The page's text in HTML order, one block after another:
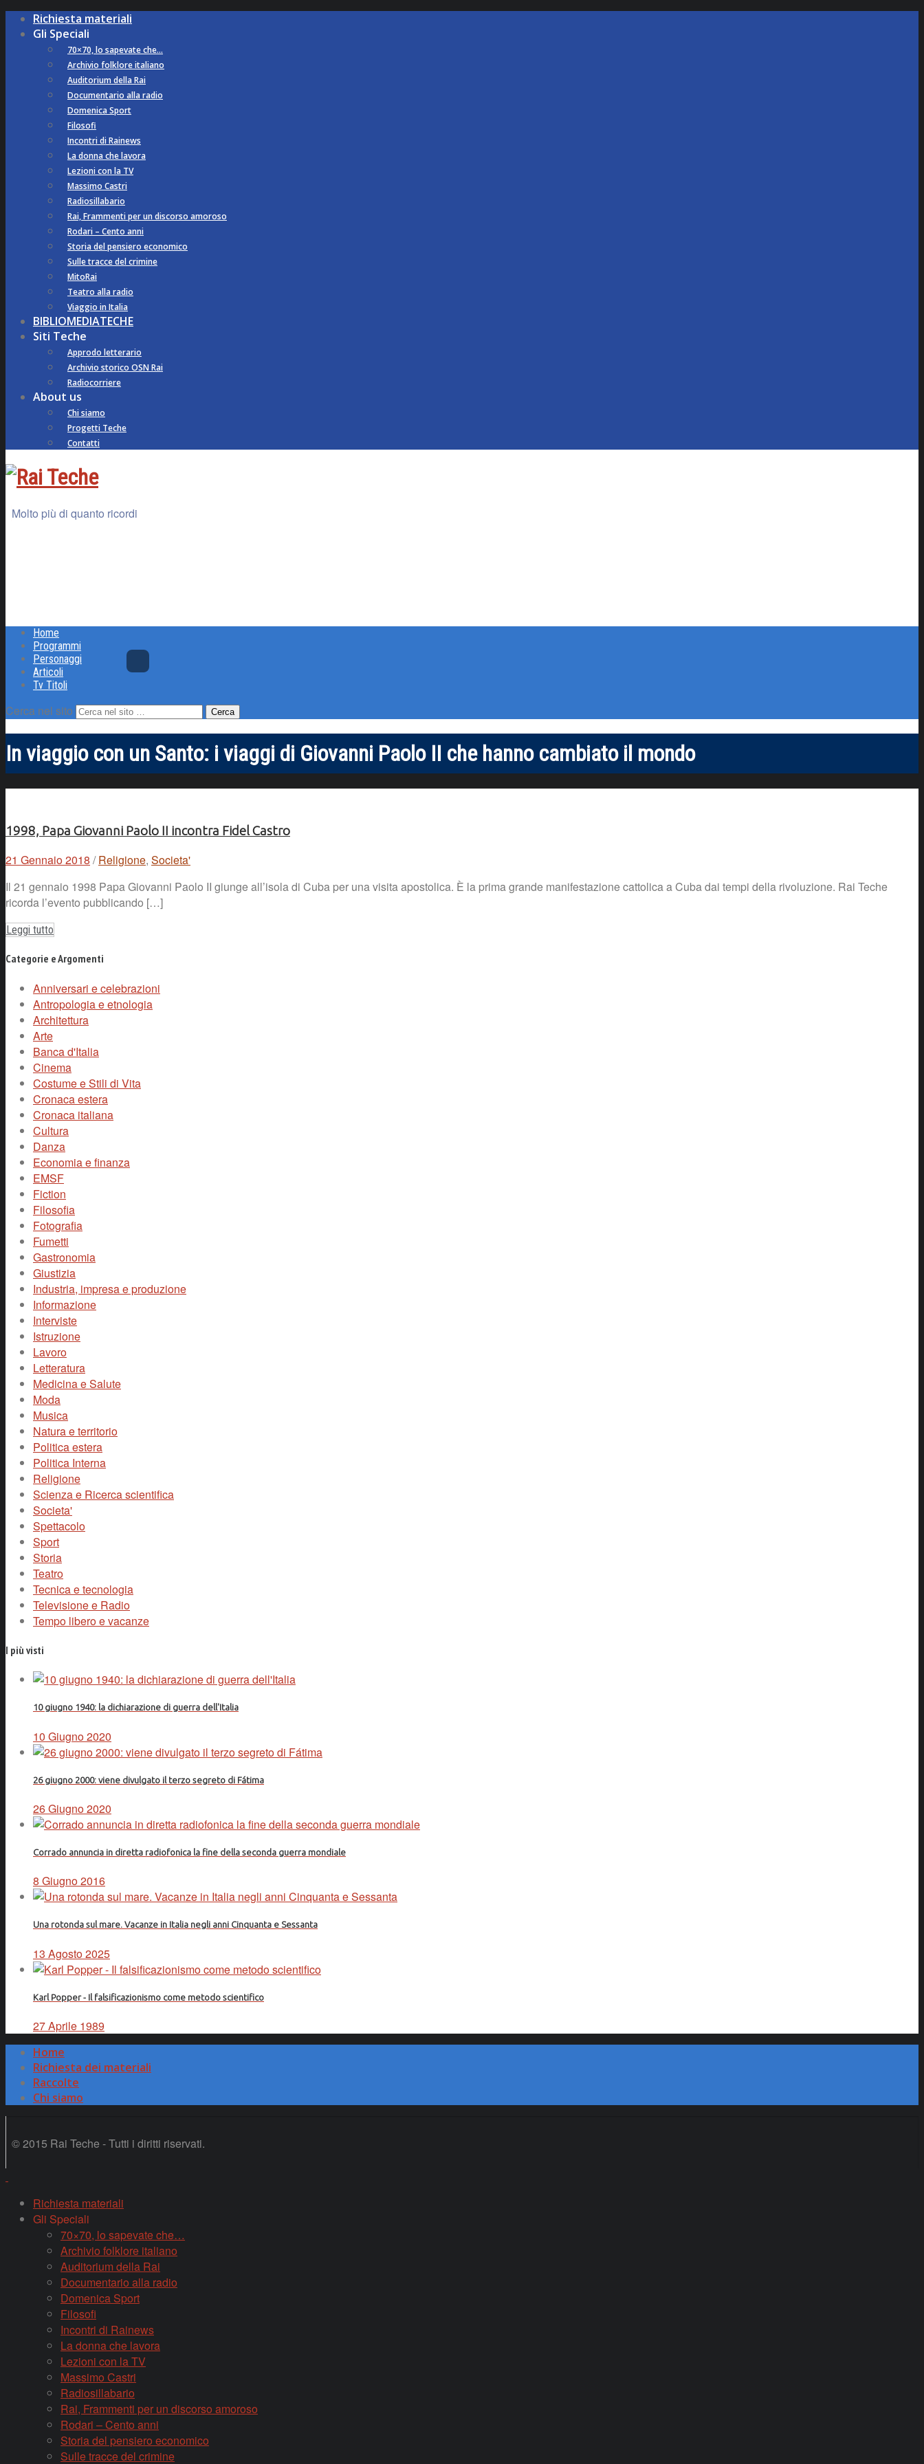
Richiesta materiali
Gli Speciali
70×70, lo sapevate che…
Archivio folklore italiano
Auditorium della Rai
Documentario alla radio
Domenica Sport
Filosofi
Incontri di Rainews
La donna che lavora
Lezioni con la TV
Massimo Castri
Radiosillabario
Rai, Frammenti per un discorso amoroso
Rodari – Cento anni
Storia del pensiero economico
Sulle tracce del crimine
MitoRai
Teatro alla radio
Viaggio in Italia
BIBLIOMEDIATECHE
Siti Teche
Approdo letterario
Archivio storico OSN Rai
Radiocorriere
About us
Chi siamo
Progetti Teche
Contatti
Molto più di quanto ricordi
Home
Programmi
Personaggi
Articoli
Tv Titoli
Cerca nel sito
In viaggio con un Santo: i viaggi di Giovanni Paolo II che hanno cambiato il mondo
1998, Papa Giovanni Paolo II incontra Fidel Castro
21 Gennaio 2018 / Religione, Societa'
Il 21 gennaio 1998 Papa Giovanni Paolo II giunge all’isola di Cuba per una visita apostolica. È la prima grande manifestazione cattolica a Cuba dai tempi della rivoluzione. Rai Teche
ricorda l’evento pubblicando […]
Leggi tutto
Categorie e Argomenti
Anniversari e celebrazioni
Antropologia e etnologia
Architettura
Arte
Banca d'Italia
Cinema
Costume e Stili di Vita
Cronaca estera
Cronaca italiana
Cultura
Danza
Economia e finanza
EMSF
Fiction
Filosofia
Fotografia
Fumetti
Gastronomia
Giustizia
Industria, impresa e produzione
Informazione
Interviste
Istruzione
Lavoro
Letteratura
Medicina e Salute
Moda
Musica
Natura e territorio
Politica estera
Politica Interna
Religione
Scienza e Ricerca scientifica
Societa'
Spettacolo
Sport
Storia
Teatro
Tecnica e tecnologia
Televisione e Radio
Tempo libero e vacanze
I più visti
10 giugno 1940: la dichiarazione di guerra dell'Italia
10 Giugno 2020
26 giugno 2000: viene divulgato il terzo segreto di Fátima
26 Giugno 2020
Corrado annuncia in diretta radiofonica la fine della seconda guerra mondiale
8 Giugno 2016
Una rotonda sul mare. Vacanze in Italia negli anni Cinquanta e Sessanta
13 Agosto 2025
Karl Popper - Il falsificazionismo come metodo scientifico
27 Aprile 1989
Home
Richiesta dei materiali
Raccolte
Chi siamo
© 2015 Rai Teche - Tutti i diritti riservati.
Richiesta materiali
Gli Speciali
70×70, lo sapevate che…
Archivio folklore italiano
Auditorium della Rai
Documentario alla radio
Domenica Sport
Filosofi
Incontri di Rainews
La donna che lavora
Lezioni con la TV
Massimo Castri
Radiosillabario
Rai, Frammenti per un discorso amoroso
Rodari – Cento anni
Storia del pensiero economico
Sulle tracce del crimine